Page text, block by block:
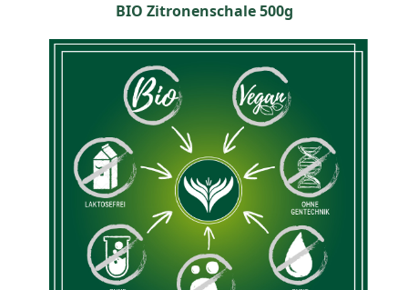
BIO Zitronenschale 500g